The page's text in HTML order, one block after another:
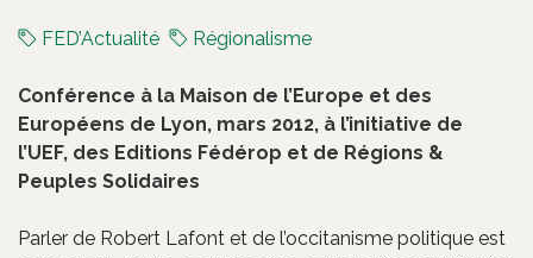
FED’Actualité Régionalisme
Conférence à la Maison de l’Europe et des
Européens de Lyon, mars 2012, à l’initiative de
l’UEF, des Editions Fédérop et de Régions &
Peuples Solidaires
Parler de Robert Lafont et de l’occitanisme politique est